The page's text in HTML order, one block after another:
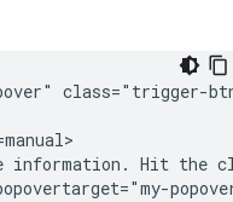
class="trigger-
information. Hit the